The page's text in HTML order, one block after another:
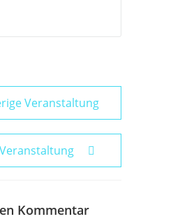
Veranstaltung
Kommentar